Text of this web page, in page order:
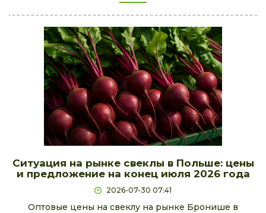
Ситуация на рынке свеклы в Польше: цены
и предложение на конец июля 2026 года
2026-07-30 07:41
Оптовые цены на свеклу на рынке Бронише в